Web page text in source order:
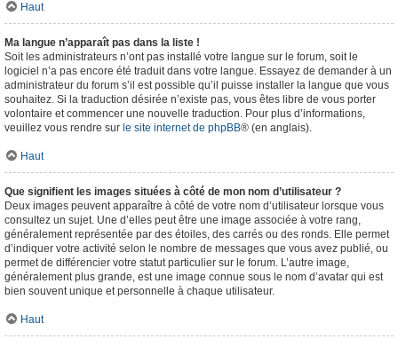
Haut
Ma langue n’apparaît pas dans la liste !
Soit les administrateurs n’ont pas installé votre langue sur le forum, soit le
logiciel n’a pas encore été traduit dans votre langue. Essayez de demander à un
administrateur du forum s’il est possible qu’il puisse installer la langue que vous
souhaitez. Si la traduction désirée n’existe pas, vous êtes libre de vous porter
volontaire et commencer une nouvelle traduction. Pour plus d’informations,
veuillez vous rendre sur le site internet de phpBB® (en anglais).
Haut
Que signifient les images situées à côté de mon nom d’utilisateur ?
Deux images peuvent apparaître à côté de votre nom d’utilisateur lorsque vous
consultez un sujet. Une d’elles peut être une image associée à votre rang,
généralement représentée par des étoiles, des carrés ou des ronds. Elle permet
d’indiquer votre activité selon le nombre de messages que vous avez publié, ou
permet de différencier votre statut particulier sur le forum. L’autre image,
généralement plus grande, est une image connue sous le nom d’avatar qui est
bien souvent unique et personnelle à chaque utilisateur.
Haut